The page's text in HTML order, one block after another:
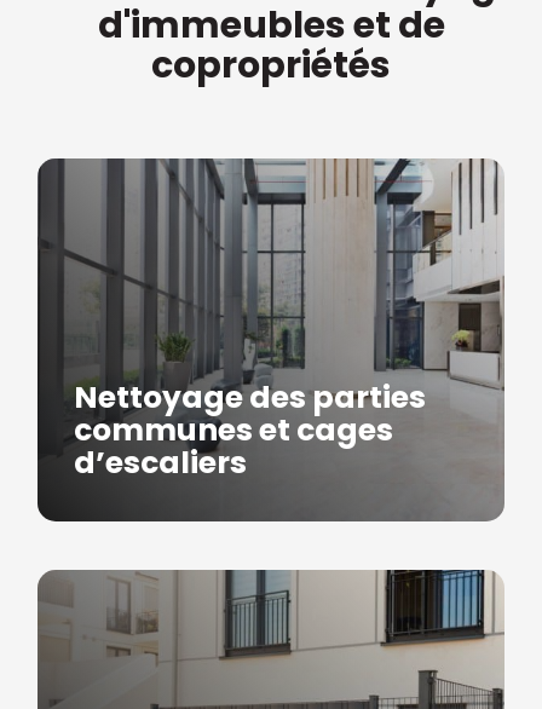
d'immeubles et de
copropriétés
Nettoyage des parties
communes et cages
d’escaliers